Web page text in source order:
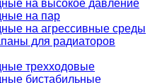
на высокое давление
на пар
на агрессивные среды
для радиаторов
трехходовые
бистабильные